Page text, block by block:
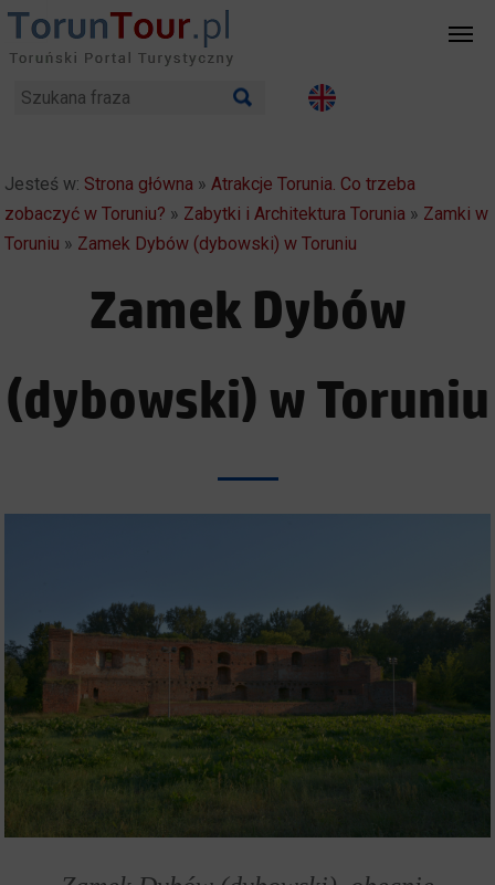
Jesteś w: Strona główna »Atrakcje Torunia. Co trzeba
zobaczyć w Toruniu? » Zabytki i Architektura Torunia » Zamki w
Toruniu » Zamek Dybów (dybowski) w Toruniu
Zamek Dybów
(dybowski) w Toruniu